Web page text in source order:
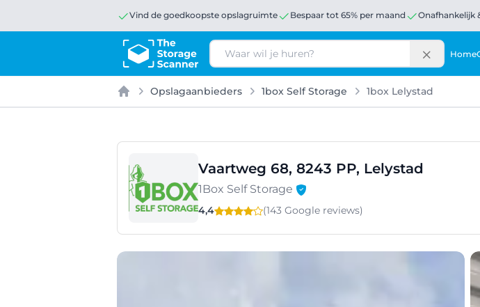
Vind de goedkoopste opslagruimte Bespaar tot 65% per maand Onafhankelijk
Zoeken Home
Home
Opslagaanbieders 1box Self Storage 1box Lelystad
Vaartweg 68, 8243 PP, Lelystad
1Box Self Storage
4,4 (143 Google reviews)